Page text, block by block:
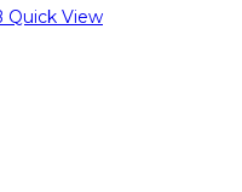
Quick View